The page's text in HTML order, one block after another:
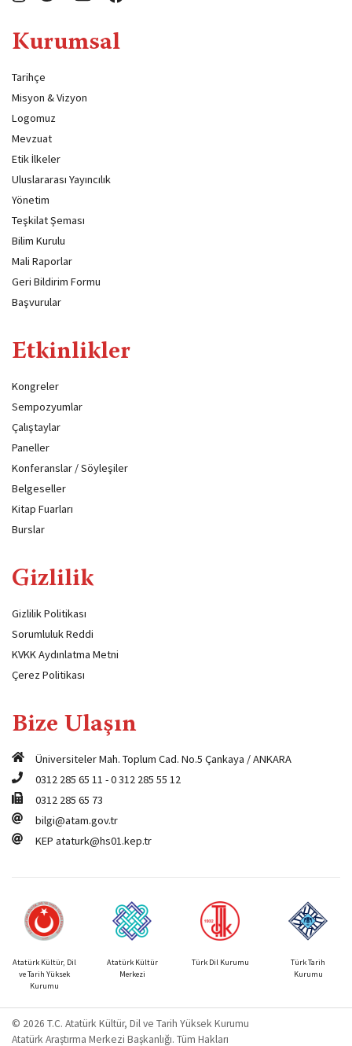
Kurumsal
Tarihçe
Misyon & Vizyon
Logomuz
Mevzuat
Etik İlkeler
Uluslararası Yayıncılık
Yönetim
Teşkilat Şeması
Bilim Kurulu
Mali Raporlar
Geri Bildirim Formu
Başvurular
Etkinlikler
Kongreler
Sempozyumlar
Çalıştaylar
Paneller
Konferanslar / Söyleşiler
Belgeseller
Kitap Fuarları
Burslar
Gizlilik
Gizlilik Politikası
Sorumluluk Reddi
KVKK Aydınlatma Metni
Çerez Politikası
Bize Ulaşın
Üniversiteler Mah. Toplum Cad. No.5 Çankaya / ANKARA
0312 285 65 11 -0 312 285 55 12
0312 285 65 73
bilgi@atam.gov.tr
KEP ataturk@hs01.kep.tr
Atatürk Kültür, Dil
ve Tarih Yüksek
Kurumu
Atatürk Kültür
Merkezi
Türk Dil Kurumu
Türk Tarih
Kurumu
© 2026 T.C. Atatürk Kültür, Dil ve Tarih Yüksek Kurumu
Atatürk Araştırma Merkezi Başkanlığı. Tüm Hakları